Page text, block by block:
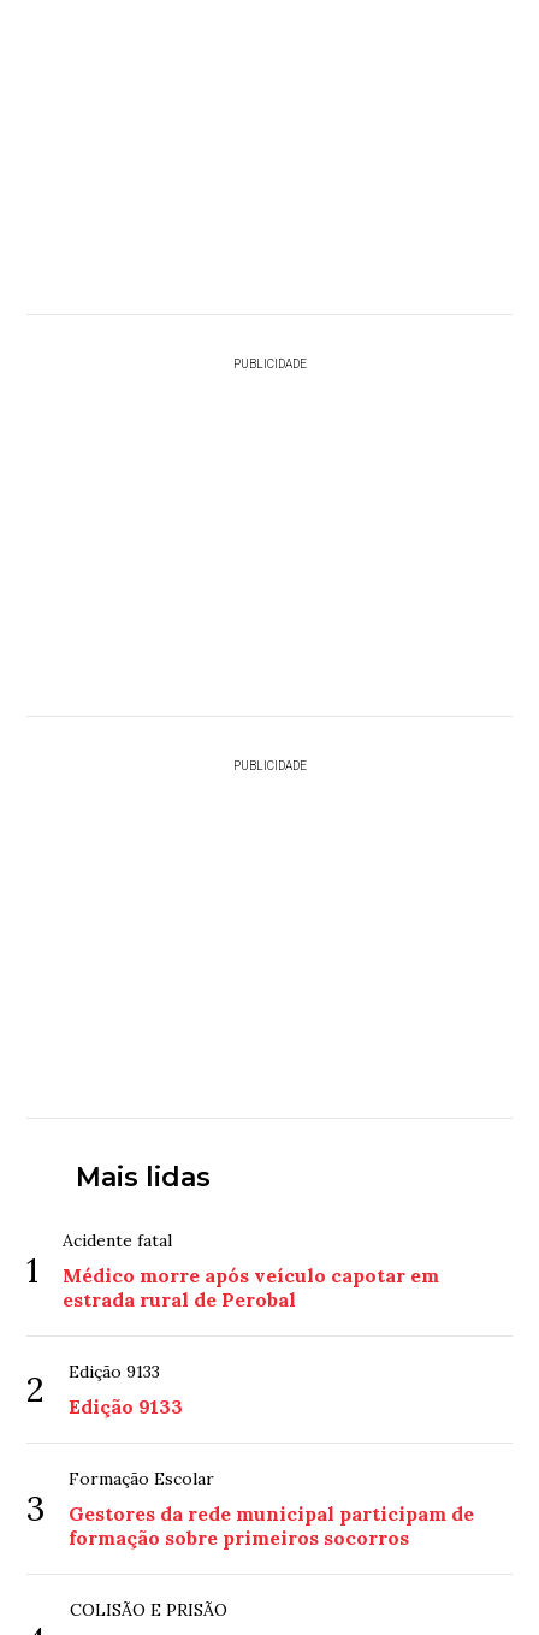
PUBLICIDADE
PUBLICIDADE
Mais lidas
1
Acidente fatal
Médico morre após veículo capotar em
estrada rural de Perobal
2 Edição 9133
Edição 9133
3
Formação Escolar
Gestores da rede municipal participam de
formação sobre primeiros socorros
COLISÃO E PRISÃO